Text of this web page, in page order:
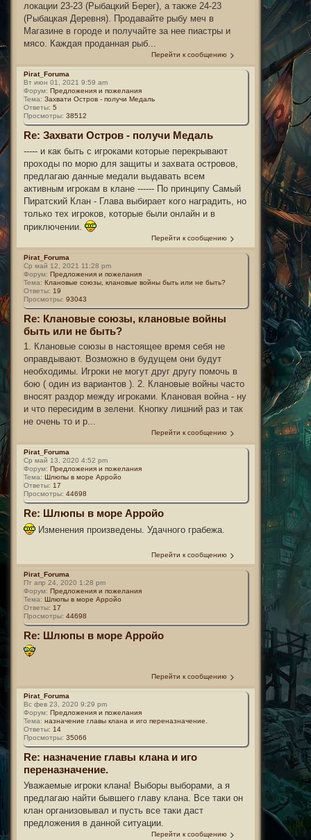
локации 23-23 (Рыбацкий Берег), а также 24-23
(Рыбацкая Деревня). Продавайте рыбу меч в
Магазине в городе и получайте за нее пиастры и
мясо. Каждая проданная рыб...
Перейти к сообщению
Pirat_Foruma
Вт июн 01, 2021 9:59 am
Форум: Предложения и пожелания
Тема: Захвати Остров - получи Медаль
Ответы: 5
Просмотры: 38512
Re: Захвати Остров - получи Медаль
----- и как быть с игроками которые перекрывают
проходы по морю для защиты и захвата островов,
предлагаю данные медали выдавать всем
активным игрокам в клане ------ По принципу Самый
Пиратский Клан - Глава выбирает кого наградить, но
только тех игроков, которые были онлайн и в
приключении.
Перейти к сообщению
Pirat_Foruma
Ср май 12, 2021 11:28 pm
Форум: Предложения и пожелания
Тема: Клановые союзы, клановые войны быть или не быть?
Ответы: 19
Просмотры: 93043
Re: Клановые союзы, клановые войны
быть или не быть?
1. Клановые союзы в настоящее время себя не
оправдывают. Возможно в будущем они будут
необходимы. Игроки не могут друг другу помочь в
бою ( один из вариантов ). 2. Клановые войны часто
вносят раздор между игроками. Клановая война - ну
и что пересидим в зелени. Кнопку лишний раз и так
не очень то и р...
Перейти к сообщению
Pirat_Foruma
Ср май 13, 2020 4:52 pm
Форум: Предложения и пожелания
Тема: Шлюпы в море Арройо
Ответы: 17
Просмотры: 44698
Re: Шлюпы в море Арройо
Изменения произведены. Удачного грабежа.
Перейти к сообщению
Pirat_Foruma
Пт апр 24, 2020 1:28 pm
Форум: Предложения и пожелания
Тема: Шлюпы в море Арройо
Ответы: 17
Просмотры: 44698
Re: Шлюпы в море Арройо
Перейти к сообщению
Pirat_Foruma
Вс фев 23, 2020 9:29 pm
Форум: Предложения и пожелания
Тема: назначение главы клана и иго переназначение.
Ответы: 14
Просмотры: 35066
Re: назначение главы клана и иго
переназначение.
Уважаемые игроки клана! Выборы выборами, а я
предлагаю найти бывшего главу клана. Все таки он
клан организовывал и пусть все таки даст
предложения в данной ситуации.
Перейти к сообщению